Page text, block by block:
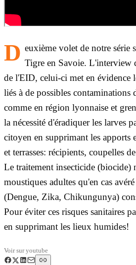
D euxième volet de notre série
Tigre en Savoie. L'interview
de l'EID, celui-ci met en évidence
liés à de possibles contaminations
comme en région lyonnaise et
la nécessité d'éradiquer les larves
citoyen en supprimant les apports
et terrasses: récipients, coupelles
Le traitement insecticide (biocide)
moustiques adultes qu'en cas
(Dengue, Zika, Chikungunya)
Pour éviter ces risques sanitaires
en supprimant les lieux humides!
Voir suryoutube